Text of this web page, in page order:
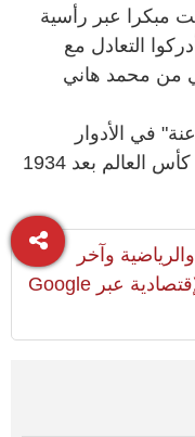
مبكرا عبر رأسية
أدركوا التعادل مع
من محمد هاني
في الأدوار
الإقصائية، في رابع مشاركة له في كأس العالم بعد 1934
وآخر
المستجدات السياسية والإقتصادية عبر Google